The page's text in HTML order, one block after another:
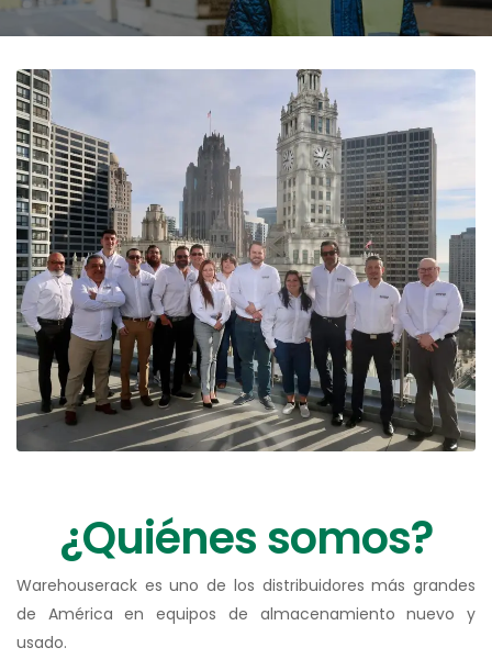
¿Quiénes somos?
Warehouserack es uno de los distribuidores más grandes
de América en equipos de almacenamiento nuevo y
usado.